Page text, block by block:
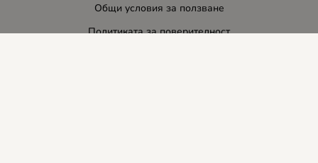
Общи условия за ползване
Политиката за поверителност